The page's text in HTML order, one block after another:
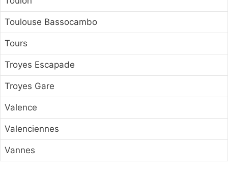
Toulouse Bassocambo
Tours
Troyes Escapade
Troyes Gare
Valence
Valenciennes
Vannes